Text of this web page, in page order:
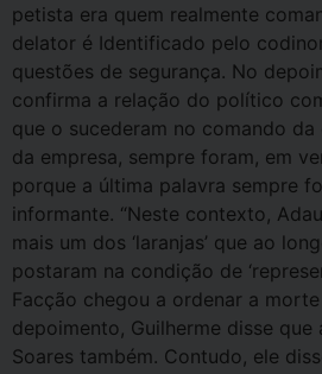
petista era quem realmente
delator é Identificado pelo
questões de segurança. No
confirma a relação do político
que o sucederam no comando
da empresa, sempre foram, em
porque a última palavra sempre
informante. “Neste contexto,
mais um dos ‘laranjas’ que ao
postaram na condição de
Facção chegou a ordenar a
depoimento, Guilherme disse
Soares também. Contudo, ele